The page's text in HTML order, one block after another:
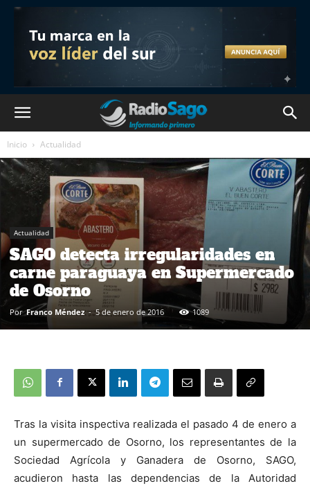
Inicio Actualidad
Actualidad
SAGO detecta irregularidades en
carne paraguaya en Supermercado
de Osorno
Por Franco Méndez - 5 de enero de 2016 1089
Tras la visita inspectiva realizada el pasado 4 de enero a
un supermercado de Osorno, los representantes de la
Sociedad Agrícola y Ganadera de Osorno, SAGO,
acudieron hasta las dependencias de la Autoridad